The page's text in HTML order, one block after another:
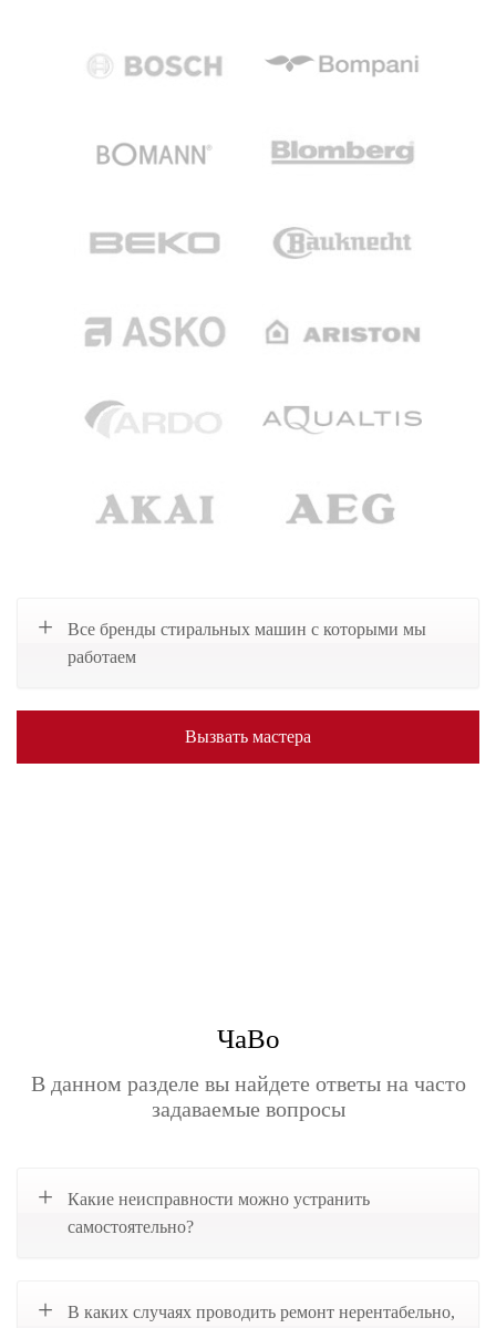
Все бренды стиральных машин с которыми мы
работаем
Вызвать мастера
ЧаВо
В данном разделе вы найдете ответы на часто
задаваемые вопросы
Какие неисправности можно устранить
самостоятельно?
В каких случаях проводить ремонт нерентабельно,